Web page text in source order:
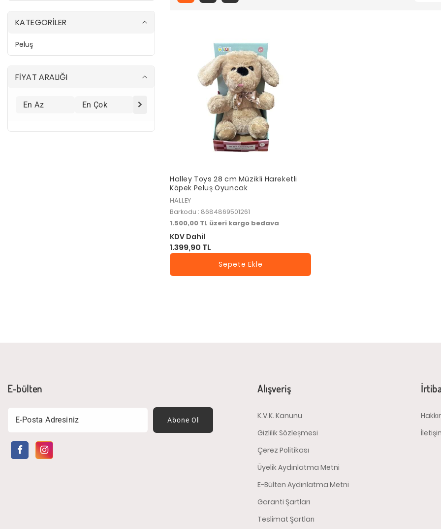
KATEGORİLER
Peluş
P
e
u
ş
FİYAT ARALIĞI
Halley Toys 28 cm Müzikli Hareketli
Köpek Peluş Oyuncak
HALLEY
Barkodu : 8684869501261
1.500,00 TL üzeri kargo bedava
KDV Dahil
1.399,90 TL
Sepete Ekle
E-bülten
Email Abone Ol
Alışveriş
K.V.K. Kanunu
Gizlilik Sözleşmesi
Çerez Politikası
Üyelik Aydınlatma Metni
E-Bülten Aydınlatma Metni
Garanti Şartları
Teslimat Şartları